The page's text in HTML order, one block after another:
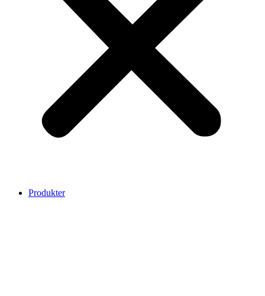
Produkter